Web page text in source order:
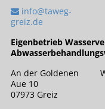
info@taweg-
greiz.de
Eigenbetrieb
An der Goldenen
Aue 10
07973 Greiz